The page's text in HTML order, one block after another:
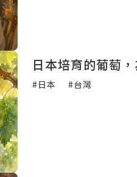
日本培育的葡萄
#日本 #台灣